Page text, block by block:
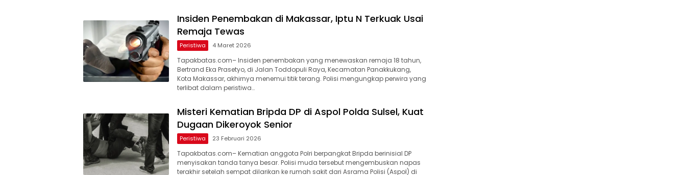
Insiden Penembakan di Makassar, Iptu N Terkuak Usai
Remaja Tewas
Peristiwa 4 Maret 2026
Tapakbatas.com– Insiden penembakan yang menewaskan remaja 18 tahun,
Bertrand Eka Prasetyo, di Jalan Toddopuli Raya, Kecamatan Panakkukang,
Kota Makassar, akhirnya menemui titik terang. Polisi mengungkap perwira yang
terlibat dalam peristiwa…
Misteri Kematian Bripda DP di Aspol Polda Sulsel, Kuat
Dugaan Dikeroyok Senior
Peristiwa 23 Februari 2026
Tapakbatas.com– Kematian anggota Polri berpangkat Bripda berinisial DP
menyisakan tanda tanya besar. Polisi muda tersebut mengembuskan napas
terakhir setelah sempat dilarikan ke rumah sakit dari Asrama Polisi (Aspol) di